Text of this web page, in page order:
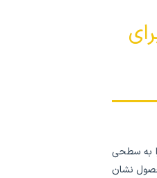
به سطحی
نشان